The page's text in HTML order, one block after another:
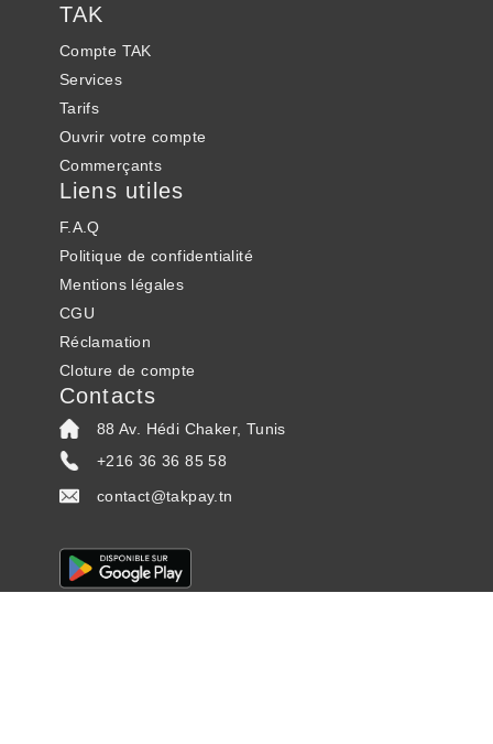
TAK
Compte TAK
Services
Tarifs
Ouvrir votre compte
Commerçants
Liens utiles
F.A.Q
Politique de confidentialité
Mentions légales
CGU
Réclamation
Cloture de compte
Contacts
88 Av. Hédi Chaker, Tunis
+216 36 36 85 58
contact@takpay.tn